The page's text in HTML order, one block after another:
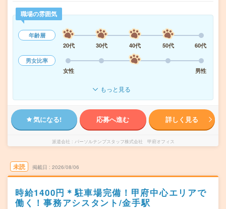
職場の雰囲気
年齢層
20代
30代 40代 50代
60代
男女比率
女性
男性
もっと見る
気になる! 応募へ進む 詳しく見る
派遣会社 パーソルテンプスタッフ株式会社 甲府オフィス
未読 掲載日 2026/08/06
時給1400円＊駐車場完備！甲府中心エリアで
働く！事務アシスタント/金手駅